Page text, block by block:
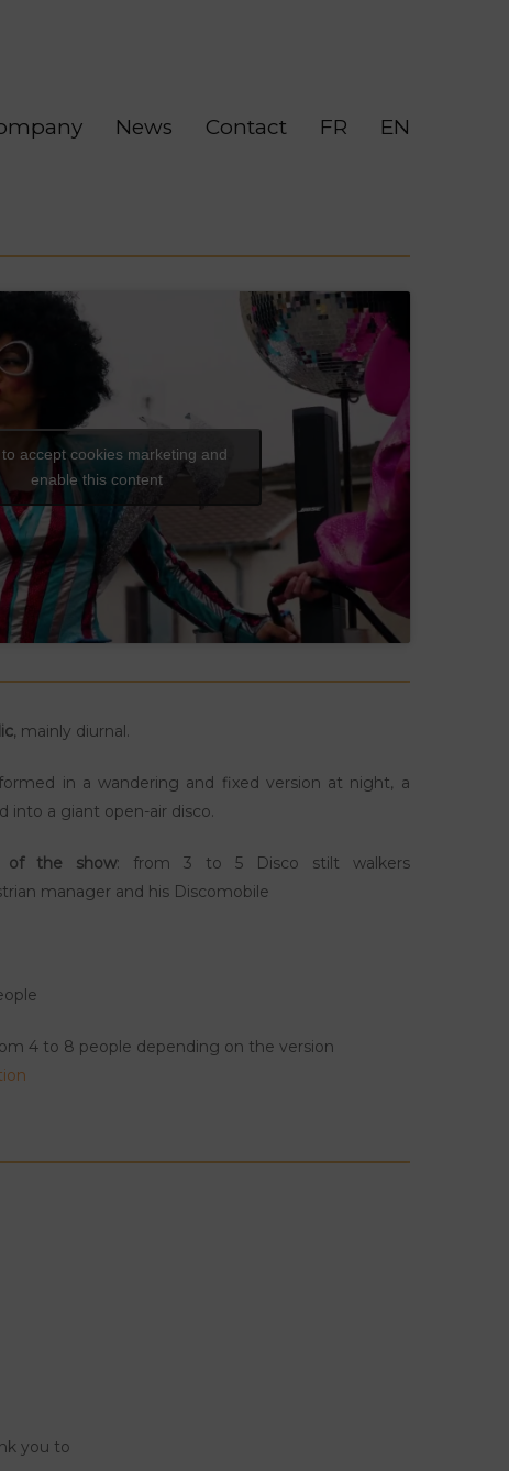
News Contact FR EN
accept cookies marketing and
enable this content
, mainly diurnal.
in a wandering and fixed version at night, a
into a giant open-air disco.
of the show: from 3 to 5 Disco stilt walkers
manager and his Discomobile
4 to 8 people depending on the version
you to